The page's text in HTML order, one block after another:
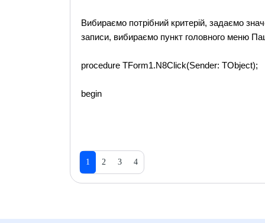
Вибираємо потрібний критерій, задаємо
записи, вибираємо пункт головного меню
procedure TForm1.N8Click(Sender: TObject);
begin
1 2 3 4